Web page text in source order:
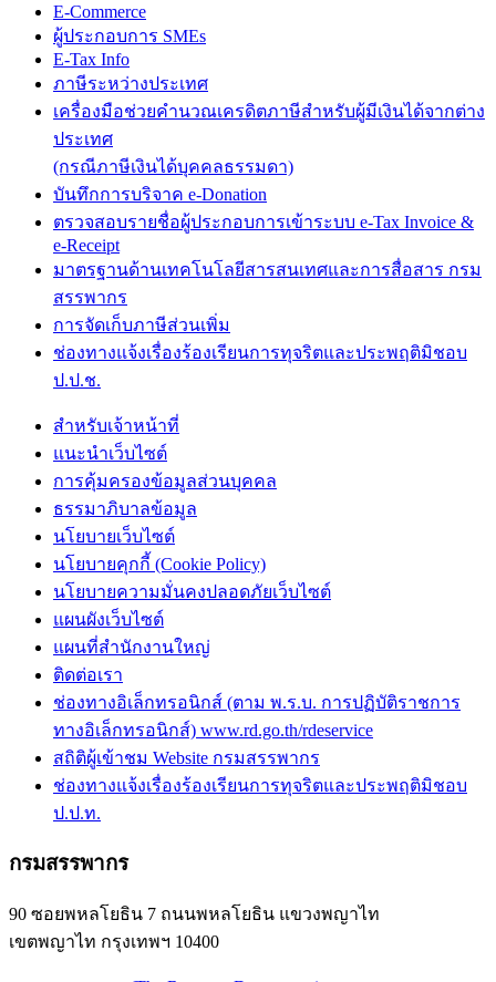
E-Commerce
ผู้ประกอบการ SMEs
E-Tax Info
ภาษีระหว่างประเทศ
เครื่องมือช่วยคำนวณเครดิตภาษีสำหรับผู้มีเงินได้จากต่าง
ประเทศ
(กรณีภาษีเงินได้บุคคลธรรมดา)
บันทึกการบริจาค e-Donation
ตรวจสอบรายชื่อผู้ประกอบการเข้าระบบ e-Tax Invoice &
e-Receipt
มาตรฐานด้านเทคโนโลยีสารสนเทศและการสื่อสาร กรม
สรรพากร
การจัดเก็บภาษีส่วนเพิ่ม
ช่องทางแจ้งเรื่องร้องเรียนการทุจริตและประพฤติมิชอบ
ป.ป.ช.
สำหรับเจ้าหน้าที่
แนะนำเว็บไซต์
การคุ้มครองข้อมูลส่วนบุคคล
ธรรมาภิบาลข้อมูล
นโยบายเว็บไซต์
นโยบายคุกกี้ (Cookie Policy)
นโยบายความมั่นคงปลอดภัยเว็บไซต์
แผนผังเว็บไซต์
แผนที่สำนักงานใหญ่
ติดต่อเรา
ช่องทางอิเล็กทรอนิกส์ (ตาม พ.ร.บ. การปฏิบัติราชการ
ทางอิเล็กทรอนิกส์) www.rd.go.th/rdeservice
สถิติผู้เข้าชม Website กรมสรรพากร
ช่องทางแจ้งเรื่องร้องเรียนการทุจริตและประพฤติมิชอบ
ป.ป.ท.
กรมสรรพากร
90 ซอยพหลโยธิน 7 ถนนพหลโยธิน แขวงพญาไท
เขตพญาไท กรุงเทพฯ 10400